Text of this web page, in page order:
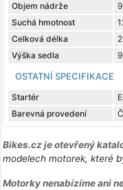
Objem nádrže
Suchá hmotnost
Celková délka
Výška sedla
OSTATNÍ SPECIFIKACE
Startér
Barevná provedení
Bikes.cz je otevřený
modelech motorek, které
Motorky nenabízíme ani